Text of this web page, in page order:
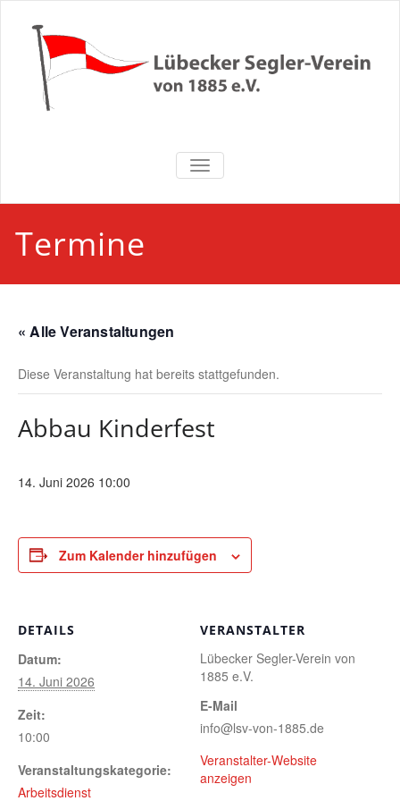
springen
NAVIGATION UMSCHALTEN
Termine
« Alle Veranstaltungen
Diese Veranstaltung hat bereits stattgefunden.
Abbau Kinderfest
14. Juni 2026 10:00
Zum Kalender hinzufügen
DETAILS
Datum:
14. Juni 2026
Zeit:
10:00
Veranstaltungskategorie:
Arbeitsdienst
VERANSTALTER
Lübecker Segler-Verein von
1885 e.V.
E-Mail
info@lsv-von-1885.de
Veranstalter-Website
anzeigen